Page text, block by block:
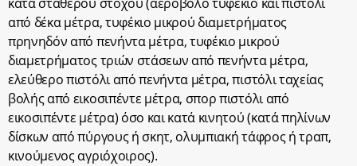
από δέκα μέτρα, τυφέκιο μικρού διαμετρήματος
πρηνηδόν από πενήντα μέτρα, τυφέκιο μικρού
διαμετρήματος τριών στάσεων από πενήντα μέτρα,
ελεύθερο πιστόλι από πενήντα μέτρα, πιστόλι ταχείας
βολής από εικοσιπέντε μέτρα, σπορ πιστόλι από
εικοσιπέντε μέτρα) όσο και κατά κινητού (κατά πηλίνων
δίσκων από πύργους ή σκητ, ολυμπιακή τάφρος ή τραπ,
κινούμενος αγριόχοιρος).